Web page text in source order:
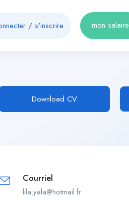
/ s'inscrire mon salaire
Download CV
Courriel
lila.yala@hotmail.fr